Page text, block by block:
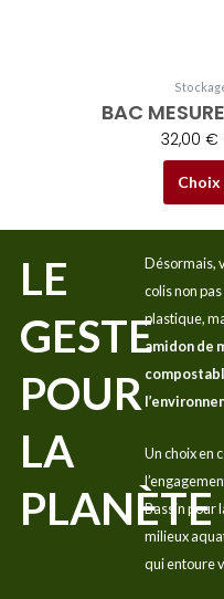
BAC
32,00 €
LE
GESTE
POUR
LA
PLANÈTE
Désormais,
colis non
plastique,
amidon de
Un choix en
Bassin pour
milieux
qui entoure